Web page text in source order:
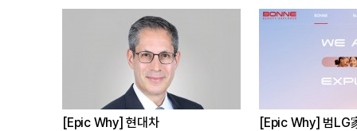
[Epic Why] 삼성·현대차는 왜
[Epic Why] 코오롱